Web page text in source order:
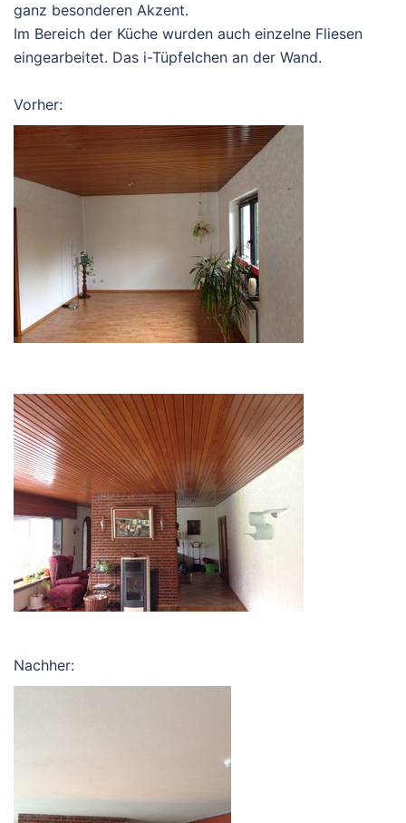
ganz besonderen Akzent.
Im Bereich der Küche wurden auch einzelne Fliesen
eingearbeitet. Das i-Tüpfelchen an der Wand.
Vorher:
Nachher: